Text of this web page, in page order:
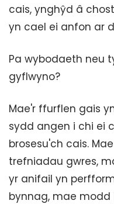
cais, ynghŷd â
yn cael ei anfon ar
Pa wybodaeth neu
gyflwyno?
Mae'r ffurflen gais
sydd angen i chi ei
brosesu'ch cais.
trefniadau gwres,
yr anifail yn
bynnag, mae modd